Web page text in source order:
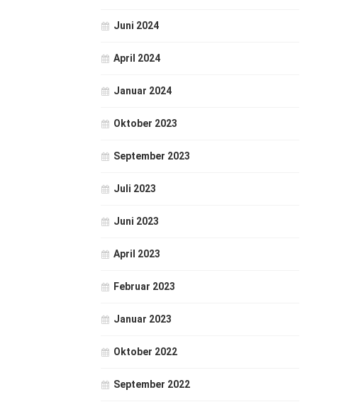
Juni 2024
April 2024
Januar 2024
Oktober 2023
September 2023
Juli 2023
Juni 2023
April 2023
Februar 2023
Januar 2023
Oktober 2022
September 2022